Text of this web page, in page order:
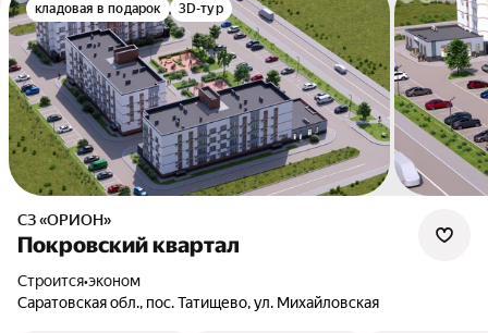
кладовая в подарок 3D-тур
СЗ «ОРИОН»
Покровский квартал
Строится•эконом
Саратовская обл., пос. Татищево, ул. Михайловская